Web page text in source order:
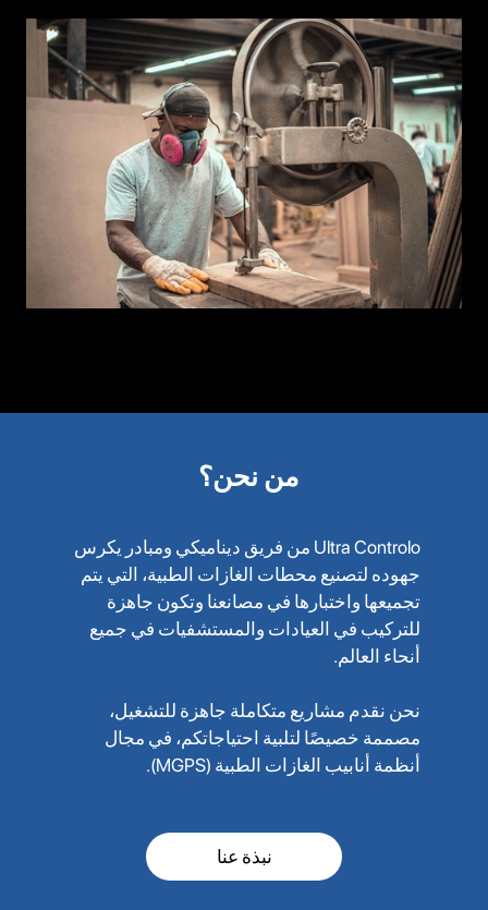
من نحن؟
Ultra Controlo من فريق ديناميكي ومبادر يكرس
جهوده لتصنيع محطات الغازات الطبية، التي يتم
تجميعها واختبارها في مصانعنا وتكون جاهزة
للتركيب في العيادات والمستشفيات في جميع
أنحاء العالم.
نحن نقدم مشاريع متكاملة جاهزة للتشغيل،
مصممة خصيصًا لتلبية احتياجاتكم، في مجال
أنظمة أنابيب الغازات الطبية (MGPS).
نبذة عنا